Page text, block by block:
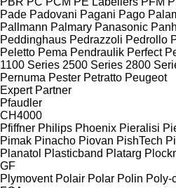
Pade Padovani Pagani Pago
Pallmann Palmary Panasonic
Peddinghaus Pedrazzoli Pedrollo
Peletto Pema Pendraulik Perfect
1100 Series 2500 Series 2800
Pernuma Pester Petratto Peugeot
Expert Partner
Pfaudler
CH4000
Pfiffner Philips Phoenix Pieralisi
Pimak Pinacho Piovan PishTech
Planatol Plasticband Platarg
GF
Plymovent Polair Polar Polin Poly-